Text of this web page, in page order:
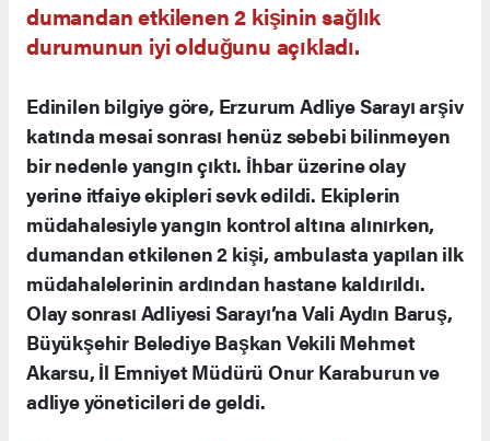
dumandan etkilenen 2 kişinin sağlık
durumunun iyi olduğunu açıkladı.
Edinilen bilgiye göre, Erzurum Adliye Sarayı arşiv
katında mesai sonrası henüz sebebi bilinmeyen
bir nedenle yangın çıktı. İhbar üzerine olay
yerine itfaiye ekipleri sevk edildi. Ekiplerin
müdahalesiyle yangın kontrol altına alınırken,
dumandan etkilenen 2 kişi, ambulasta yapılan ilk
müdahalelerinin ardından hastane kaldırıldı.
Olay sonrası Adliyesi Sarayı’na Vali Aydın Baruş,
Büyükşehir Belediye Başkan Vekili Mehmet
Akarsu, İl Emniyet Müdürü Onur Karaburun ve
adliye yöneticileri de geldi.